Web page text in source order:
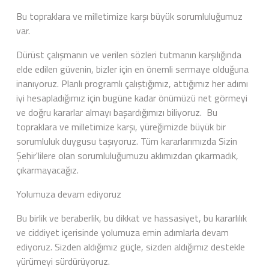
Bu topraklara ve milletimize karşı büyük sorumluluğumuz
var.
Dürüst çalışmanın ve verilen sözleri tutmanın karşılığında
elde edilen güvenin, bizler için en önemli sermaye olduğuna
inanıyoruz. Planlı programlı çalıştığımız, attığımız her adımı
iyi hesapladığımız için bugüne kadar önümüzü net görmeyi
ve doğru kararlar almayı başardığımızı biliyoruz. Bu
topraklara ve milletimize karşı, yüreğimizde büyük bir
sorumluluk duygusu taşıyoruz. Tüm kararlarımızda Sizin
Şehir'lilere olan sorumluluğumuzu aklımızdan çıkarmadık,
çıkarmayacağız.
Yolumuza devam ediyoruz
Bu birlik ve beraberlik, bu dikkat ve hassasiyet, bu kararlılık
ve ciddiyet içerisinde yolumuza emin adımlarla devam
ediyoruz. Sizden aldığımız güçle, sizden aldığımız destekle
yürümeyi sürdürüyoruz.